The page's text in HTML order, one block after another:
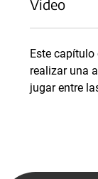
Video
Este
realizar una
jugar entre